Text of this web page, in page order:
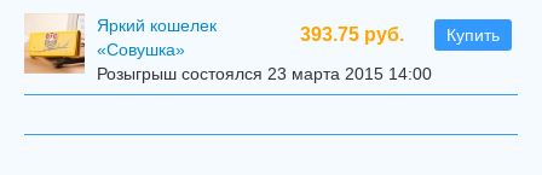
393.75 руб. Купить
Яркий кошелек
«Совушка»
Розыгрыш состоялся 23 марта 2015 14:00